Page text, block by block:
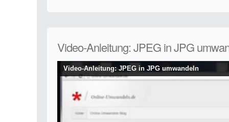
Video-Anleitung: JPEG in JPG
Video-Anleitung: JPEG in JPG umwandeln